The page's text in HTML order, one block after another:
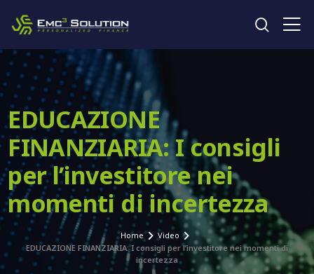
EDUCAZIONE
FINANZIARIA: I consigli
per l’investitore nei
momenti di incertezza
Home
Video
EDUCAZIONE FINANZIARIA: I consigli per l’investitore nei momenti di
incertezza